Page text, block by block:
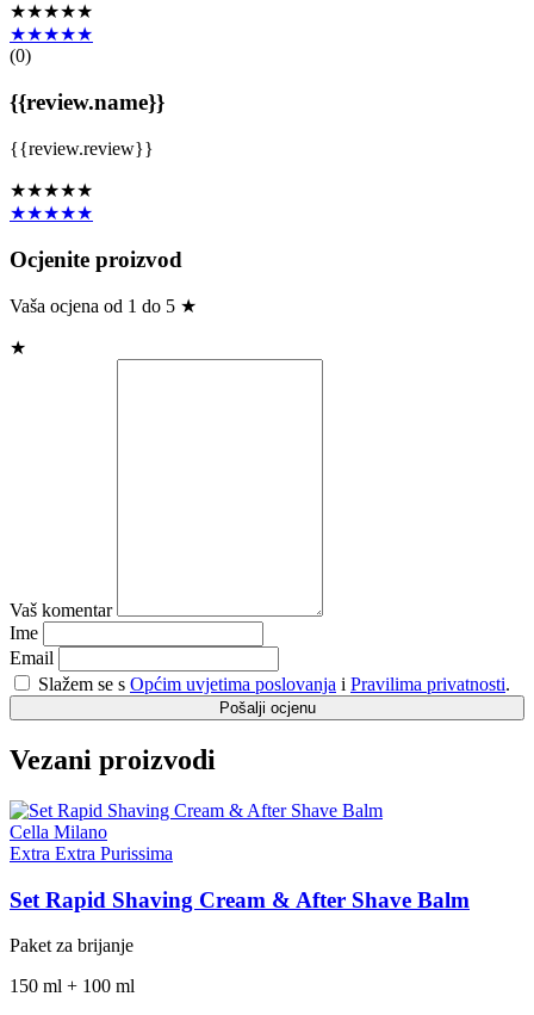
★★★★★
★★★★★
(0)
{{review.name}}
{{review.review}}
★★★★★
★★★★★
Ocjenite proizvod
Vaša ocjena od 1 do 5 ★
★
Vaš komentar
Ime
Email
Slažem se s Općim uvjetima poslovanja i Pravilima privatnosti.
Pošalji ocjenu
Vezani proizvodi
Cella Milano
Extra Extra Purissima
Set Rapid Shaving Cream & After Shave Balm
Paket za brijanje
150 ml + 100 ml